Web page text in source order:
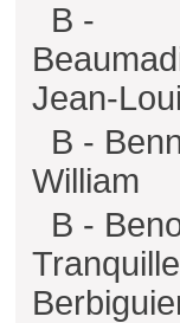
B -
Jean-
B -
William
B -
Tranquille